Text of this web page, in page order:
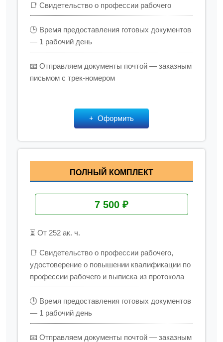
📑 Свидетельство о профессии рабочего
🕒 Время предоставления готовых документов
— 1 рабочий день
📧 Отправляем документы почтой — заказным
письмом с трек-номером
Оформить
ПОЛНЫЙ КОМПЛЕКТ
7 500 ₽
⏳ От 252 ак. ч.
📑 Свидетельство о профессии рабочего,
удостоверение о повышении квалификации по
профессии рабочего и выписка из протокола
🕒 Время предоставления готовых документов
— 1 рабочий день
📧 Отправляем документы почтой — заказным